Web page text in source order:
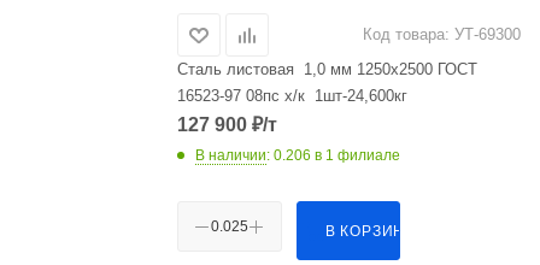
Код товара: УТ-69300
Сталь листовая 1,0 мм 1250х2500 ГОСТ
16523-97 08пс х/к 1шт-24,600кг
127 900 ₽/т
В наличии: 0.206в 1 филиале
В КОРЗИНУ